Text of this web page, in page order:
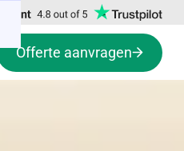
Offerte aanvragen